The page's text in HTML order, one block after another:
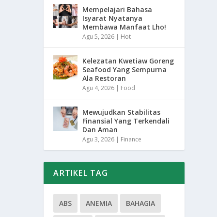
Mempelajari Bahasa
Isyarat Nyatanya
Membawa Manfaat Lho!
Agu 5, 2026 | Hot
Kelezatan Kwetiaw Goreng
Seafood Yang Sempurna
Ala Restoran
Agu 4, 2026 | Food
Mewujudkan Stabilitas
Finansial Yang Terkendali
Dan Aman
Agu 3, 2026 | Finance
ARTIKEL TAG
ABS ANEMIA BAHAGIA